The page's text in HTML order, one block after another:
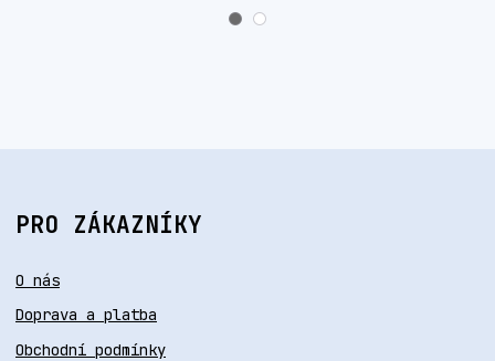
PRO ZÁKAZNÍKY
O nás
Doprava a platba
Obchodní podmínky